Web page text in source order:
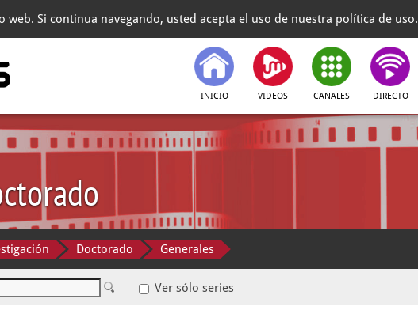
Si continua navegando, usted acepta el uso de nuestra política de uso.
INICIO VIDEOS CANALES DIRECTO
Doctorado Generales
Ver sólo series